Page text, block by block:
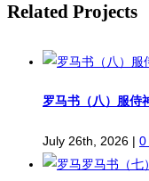
Related Projects
罗马书（八）服侍
July 26th, 2026 | 0